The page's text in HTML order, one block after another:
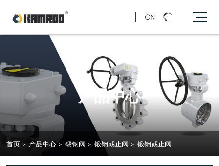
CN
产品中心
首页 > 产品中心 > 锻钢阀 > 锻钢截止阀 > 锻钢截止阀